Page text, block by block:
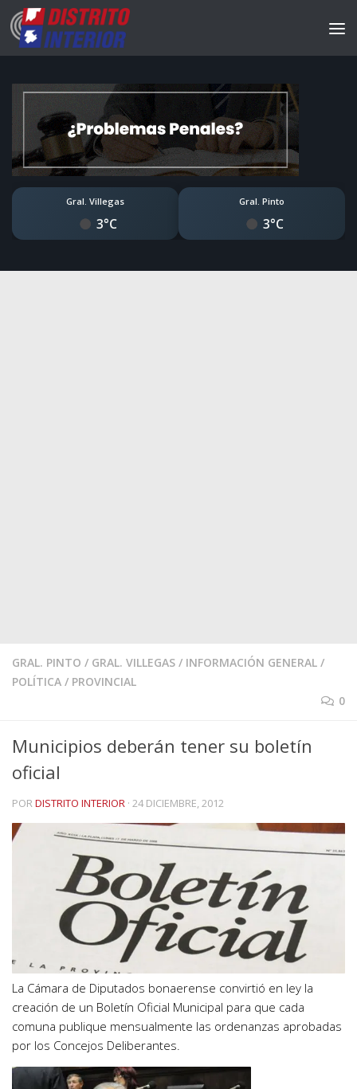
Gral. Villegas
3°C
Gral. Pinto
3°C
GRAL. PINTO / GRAL. VILLEGAS / INFORMACIÓN GENERAL /
POLÍTICA / PROVINCIAL
0
Municipios deberán tener su boletín
oficial
PORDISTRITO INTERIOR · 24 DICIEMBRE, 2012
La Cámara de Diputados bonaerense convirtió en ley la
creación de un Boletín Oficial Municipal para que cada
comuna publique mensualmente las ordenanzas aprobadas
por los Concejos Deliberantes.